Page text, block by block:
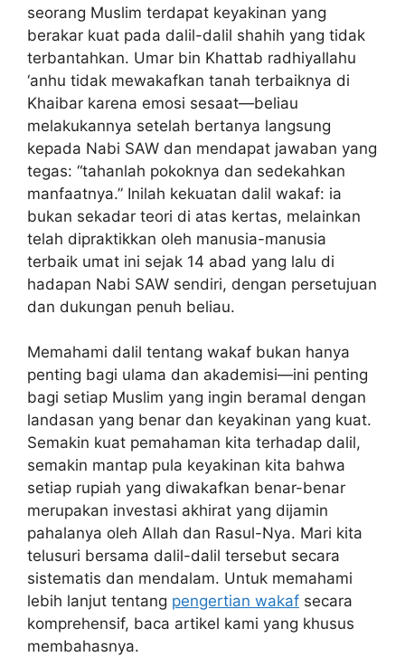
seorang Muslim terdapat keyakinan yang
berakar kuat pada dalil-dalil shahih yang tidak
terbantahkan. Umar bin Khattab radhiyallahu
‘anhu tidak mewakafkan tanah terbaiknya di
Khaibar karena emosi sesaat—beliau
melakukannya setelah bertanya langsung
kepada Nabi SAW dan mendapat jawaban yang
tegas: “tahanlah pokoknya dan sedekahkan
manfaatnya.” Inilah kekuatan dalil wakaf: ia
bukan sekadar teori di atas kertas, melainkan
telah dipraktikkan oleh manusia-manusia
terbaik umat ini sejak 14 abad yang lalu di
hadapan Nabi SAW sendiri, dengan persetujuan
dan dukungan penuh beliau.
Memahami dalil tentang wakaf bukan hanya
penting bagi ulama dan akademisi—ini penting
bagi setiap Muslim yang ingin beramal dengan
landasan yang benar dan keyakinan yang kuat.
Semakin kuat pemahaman kita terhadap dalil,
semakin mantap pula keyakinan kita bahwa
setiap rupiah yang diwakafkan benar-benar
merupakan investasi akhirat yang dijamin
pahalanya oleh Allah dan Rasul-Nya. Mari kita
telusuri bersama dalil-dalil tersebut secara
sistematis dan mendalam. Untuk memahami
lebih lanjut tentang pengertian wakaf secara
komprehensif, baca artikel kami yang khusus
membahasnya.